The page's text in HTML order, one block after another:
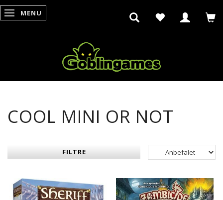
SKIFTE NAVIGATION
MENU
COOL MINI OR NOT
FILTRE